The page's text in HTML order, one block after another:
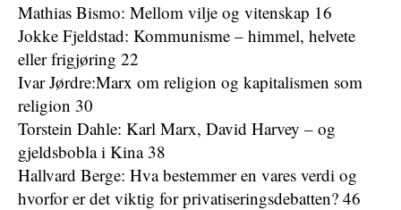
Mathias Bismo: Mellom vilje og vitenskap 16
Jokke Fjeldstad: Kommunisme – himmel, helvete
eller frigjøring 22
Ivar Jørdre:Marx om religion og kapitalismen som
religion 30
Torstein Dahle: Karl Marx, David Harvey – og
gjeldsbobla i Kina 38
Hallvard Berge: Hva bestemmer en vares verdi og
hvorfor er det viktig for privatiseringsdebatten? 46